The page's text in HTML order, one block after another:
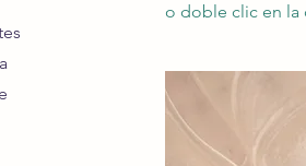
o doble clic en la